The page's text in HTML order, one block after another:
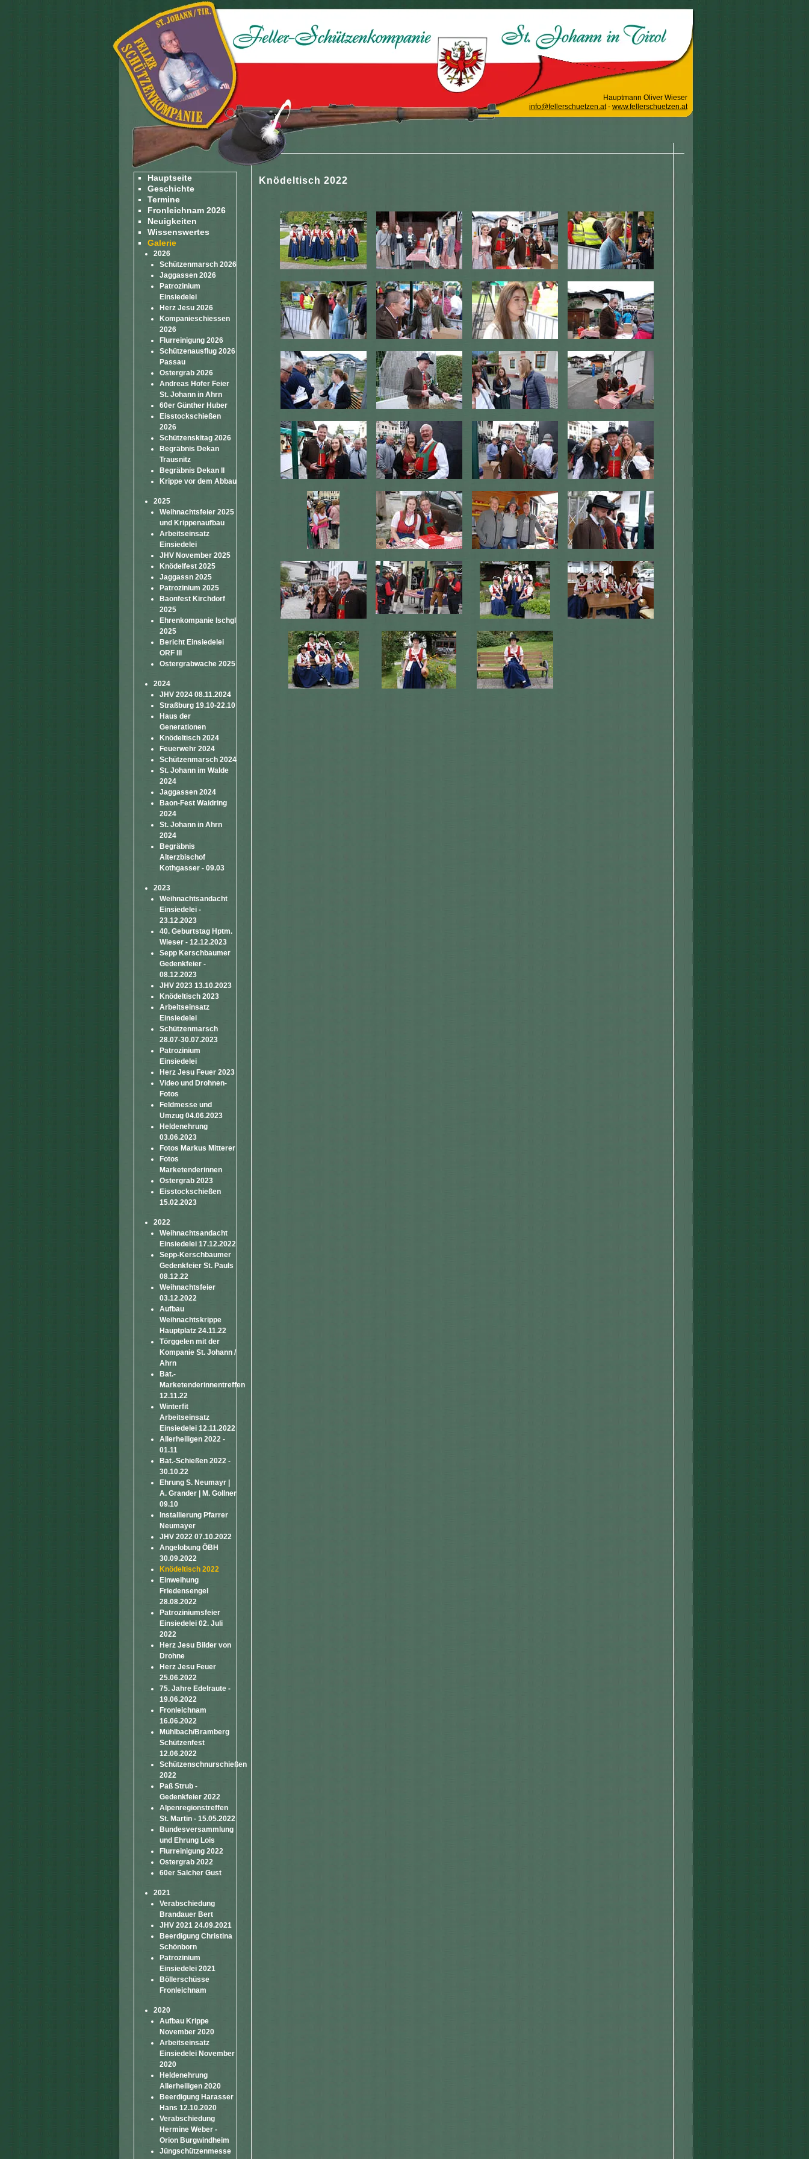
Hauptmann Oliver Wieser
info@fellerschuetzen.at- www.fellerschuetzen.at
Hauptseite
Geschichte
Termine
Fronleichnam 2026
Neuigkeiten
Wissenswertes
Galerie
2026
Schützenmarsch 2026
Jaggassen 2026
Patrozinium
Einsiedelei
Herz Jesu 2026
Kompanieschiessen
2026
Flurreinigung 2026
Schützenausflug 2026
Passau
Ostergrab 2026
Andreas Hofer Feier
St. Johann in Ahrn
60er Günther Huber
Eisstockschießen
2026
Schützenskitag 2026
Begräbnis Dekan
Trausnitz
Begräbnis Dekan II
Krippe vor dem Abbau
2025
Weihnachtsfeier 2025
und Krippenaufbau
Arbeitseinsatz
Einsiedelei
JHV November 2025
Knödelfest 2025
Jaggassn 2025
Patrozinium 2025
Baonfest Kirchdorf
2025
Ehrenkompanie Ischgl
2025
Bericht Einsiedelei
ORF III
Ostergrabwache 2025
2024
JHV 2024 08.11.2024
Straßburg 19.10-22.10
Haus der
Generationen
Knödeltisch 2024
Feuerwehr 2024
Schützenmarsch 2024
St. Johann im Walde
2024
Jaggassen 2024
Baon-Fest Waidring
2024
St. Johann in Ahrn
2024
Begräbnis
Alterzbischof
Kothgasser - 09.03
2023
Weihnachtsandacht
Einsiedelei -
23.12.2023
40. Geburtstag Hptm.
Wieser - 12.12.2023
Sepp Kerschbaumer
Gedenkfeier -
08.12.2023
JHV 2023 13.10.2023
Knödeltisch 2023
Arbeitseinsatz
Einsiedelei
Schützenmarsch
28.07-30.07.2023
Patrozinium
Einsiedelei
Herz Jesu Feuer 2023
Video und Drohnen-
Fotos
Feldmesse und
Umzug 04.06.2023
Heldenehrung
03.06.2023
Fotos Markus Mitterer
Fotos
Marketenderinnen
Ostergrab 2023
Eisstockschießen
15.02.2023
2022
Weihnachtsandacht
Einsiedelei 17.12.2022
Sepp-Kerschbaumer
Gedenkfeier St. Pauls
08.12.22
Weihnachtsfeier
03.12.2022
Aufbau
Weihnachtskrippe
Hauptplatz 24.11.22
Törggelen mit der
Kompanie St. Johann /
Ahrn
Bat.-
Marketenderinnentreffen
12.11.22
Winterfit
Arbeitseinsatz
Einsiedelei 12.11.2022
Allerheiligen 2022 -
01.11
Bat.-Schießen 2022 -
30.10.22
Ehrung S. Neumayr |
A. Grander | M. Gollner
09.10
Installierung Pfarrer
Neumayer
JHV 2022 07.10.2022
Angelobung ÖBH
30.09.2022
Knödeltisch 2022
Einweihung
Friedensengel
28.08.2022
Patroziniumsfeier
Einsiedelei 02. Juli
2022
Herz Jesu Bilder von
Drohne
Herz Jesu Feuer
25.06.2022
75. Jahre Edelraute -
19.06.2022
Fronleichnam
16.06.2022
Mühlbach/Bramberg
Schützenfest
12.06.2022
Schützenschnurschießen
2022
Paß Strub -
Gedenkfeier 2022
Alpenregionstreffen
St. Martin - 15.05.2022
Bundesversammlung
und Ehrung Lois
Flurreinigung 2022
Ostergrab 2022
60er Salcher Gust
2021
Verabschiedung
Brandauer Bert
JHV 2021 24.09.2021
Beerdigung Christina
Schönborn
Patrozinium
Einsiedelei 2021
Böllerschüsse
Fronleichnam
2020
Aufbau Krippe
November 2020
Arbeitseinsatz
Einsiedelei November
2020
Heldenehrung
Allerheiligen 2020
Beerdigung Harasser
Hans 12.10.2020
Verabschiedung
Hermine Weber -
Orion Burgwindheim
Jüngschützenmesse
Knödeltisch 2022